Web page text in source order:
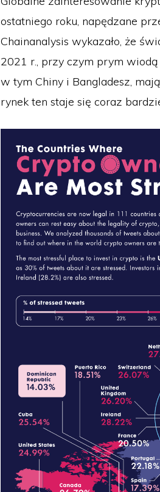
ostatniego roku, napędzane
Chainanalysis wykazało, że
2021 r., przy czym prym
w tym Chiny i Bangladesz, mają
rynek ten staje się coraz